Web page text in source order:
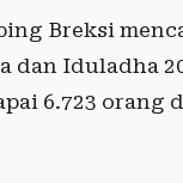
Breksi
dan Iduladha
6.723 orang